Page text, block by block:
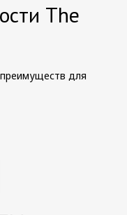
The
для
на форме
сайте.
накопления 15